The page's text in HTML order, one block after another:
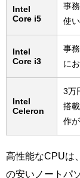
Intel
Core i5
事
使
Intel
Core i3
事
に
Intel
Celeron
3万
搭
作
高性能なCPUは
の安いノートパ